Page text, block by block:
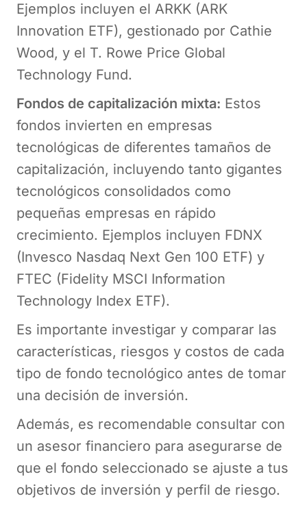
Ejemplos incluyen el ARKK (ARK
Innovation ETF), gestionado por Cathie
Wood, y el T. Rowe Price Global
Technology Fund.
Fondos de capitalización mixta: Estos
fondos invierten en empresas
tecnológicas de diferentes tamaños de
capitalización, incluyendo tanto gigantes
tecnológicos consolidados como
pequeñas empresas en rápido
crecimiento. Ejemplos incluyen FDNX
(Invesco Nasdaq Next Gen 100 ETF) y
FTEC (Fidelity MSCI Information
Technology Index ETF).
Es importante investigar y comparar las
características, riesgos y costos de cada
tipo de fondo tecnológico antes de tomar
una decisión de inversión.
Además, es recomendable consultar con
un asesor financiero para asegurarse de
que el fondo seleccionado se ajuste a tus
objetivos de inversión y perfil de riesgo.